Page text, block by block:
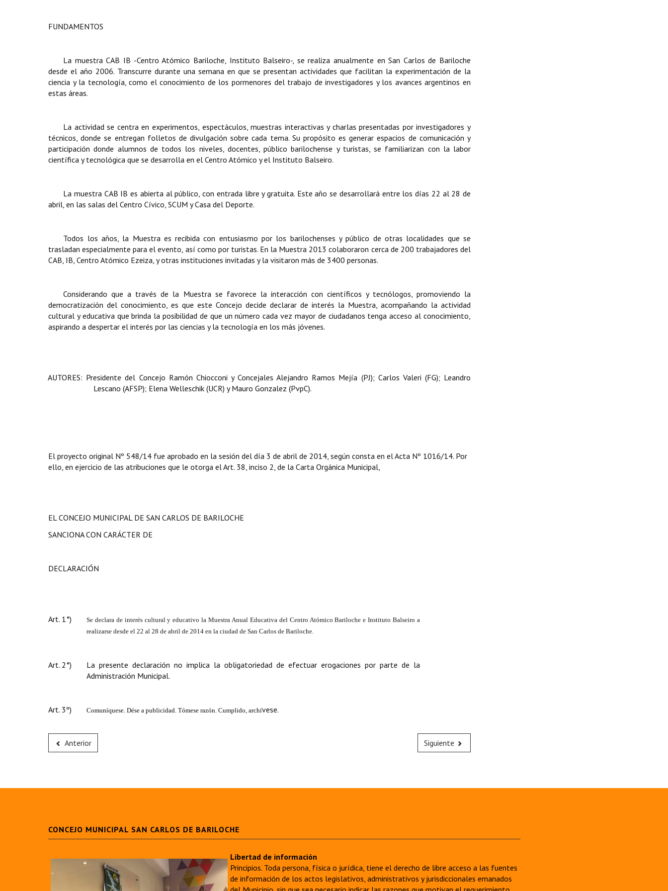
FUNDAMENTOS
La muestra CAB IB -Centro Atómico Bariloche, Instituto Balseiro-, se realiza anualmente en San Carlos de Bariloche
desde el año 2006. Transcurre durante una semana en que se presentan actividades que facilitan la experimentación de la
ciencia y la tecnología, como el conocimiento de los pormenores del trabajo de investigadores y los avances argentinos en
estas áreas.
La actividad se centra en experimentos, espectáculos, muestras interactivas y charlas presentadas por investigadores y
técnicos, donde se entregan folletos de divulgación sobre cada tema. Su propósito es generar espacios de comunicación y
participación donde alumnos de todos los niveles, docentes, público barilochense y turistas, se familiarizan con la labor
científica y tecnológica que se desarrolla en el Centro Atómico y el Instituto Balseiro.
La muestra CAB IB es abierta al público, con entrada libre y gratuita. Este año se desarrollará entre los días 22 al 28 de
abril, en las salas del Centro Cívico, SCUM y Casa del Deporte.
Todos los años, la Muestra es recibida con entusiasmo por los barilochenses y público de otras localidades que se
trasladan especialmente para el evento, así como por turistas. En la Muestra 2013 colaboraron cerca de 200 trabajadores del
CAB, IB, Centro Atómico Ezeiza, y otras instituciones invitadas y la visitaron más de 3400 personas.
Considerando que a través de la Muestra se favorece la interacción con científicos y tecnólogos, promoviendo la
democratización del conocimiento, es que este Concejo decide declarar de interés la Muestra, acompañando la actividad
cultural y educativa que brinda la posibilidad de que un número cada vez mayor de ciudadanos tenga acceso al conocimiento,
aspirando a despertar el interés por las ciencias y la tecnología en los más jóvenes.
AUTORES: Presidente del Concejo Ramón Chiocconi y Concejales Alejandro Ramos Mejía (PJ); Carlos Valeri (FG); Leandro
Lescano (AFSP); Elena Welleschik (UCR) y Mauro Gonzalez (PvpC).
El proyecto original Nº 548/14 fue aprobado en la sesión del día 3 de abril de 2014, según consta en el Acta Nº 1016/14. Por
ello, en ejercicio de las atribuciones que le otorga el Art. 38, inciso 2, de la Carta Orgánica Municipal,
EL CONCEJO MUNICIPAL DE SAN CARLOS DE BARILOCHE
SANCIONA CON CARÁCTER DE
DECLARACIÓN
Art. 1°)
Se declara de interés cultural y educativo la Muestra Anual Educativa del Centro Atómico Bariloche e Instituto Balseiro a
realizarse desde el 22 al 28 de abril de 2014 en la ciudad de San Carlos de Bariloche.
Art. 2°)
La presente declaración no implica la obligatoriedad de efectuar erogaciones por parte de la
Administración Municipal.
Art. 3º) Comuníquese. Dése a publicidad. Tómese razón. Cumplido, archívese.
Anterior Siguiente
CONCEJO MUNICIPAL SAN CARLOS DE BARILOCHE
Libertad de información
Principios. Toda persona, física o jurídica, tiene el derecho de libre acceso a las fuentes
de información de los actos legislativos, administrativos y jurisdiccionales emanados